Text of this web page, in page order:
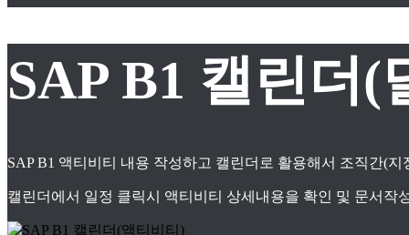
SAP B1 캘린더(
SAP B1 액티비티 내용 작성하고 캘린더로 활용해서 조직간(
캘린더에서 일정 클릭시 액티비티 상세내용을 확인 및 문서